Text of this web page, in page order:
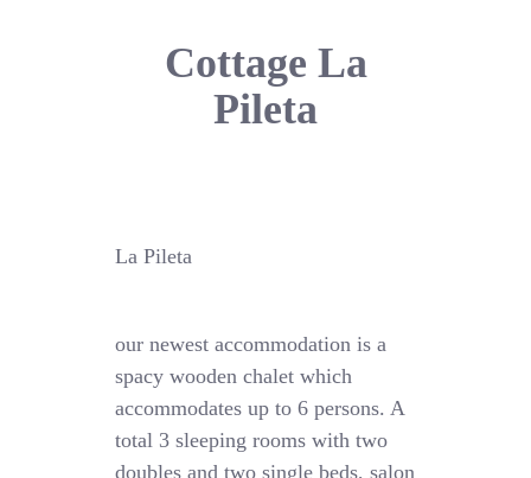
Cottage La
Pileta
La Pileta
our newest accommodation is a
spacy wooden chalet which
accommodates up to 6 persons. A
total 3 sleeping rooms with two
doubles and two single beds, salon